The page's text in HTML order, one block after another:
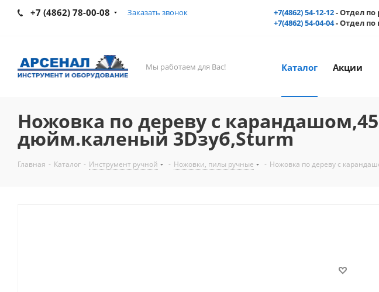
+7 (4862) 78-00-08 Заказать звонок +7(4862) 54-12-12- Отдел по
+7(4862) 54-04-04- Отдел по
Мы работаем для Вас! Каталог Акции
Ножовка по дереву с
дюйм.каленый 3Dзуб,Sturm
Главная - Каталог - Инструмент ручной - Ножовки, пилы ручные - Ножовка по дереву с